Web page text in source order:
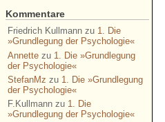
Kommentare
Friedrich Kullmannzu 1. Die
»Grundlegung der Psychologie«
Annettezu 1. Die »Grundlegung
der Psychologie«
StefanMz zu 1. Die »Grundlegung
der Psychologie«
F.Kullmannzu 1. Die
»Grundlegung der Psychologie«